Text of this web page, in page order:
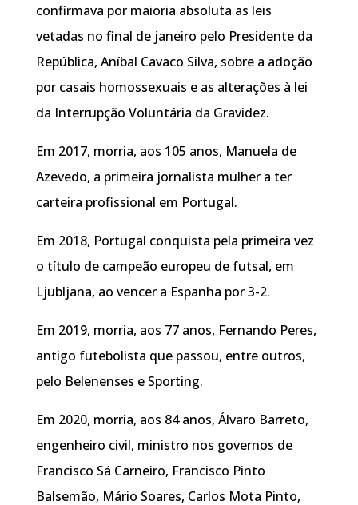
confirmava por maioria absoluta as leis
vetadas no final de janeiro pelo Presidente da
República, Aníbal Cavaco Silva, sobre a adoção
por casais homossexuais e as alterações à lei
da Interrupção Voluntária da Gravidez.
Em 2017, morria, aos 105 anos, Manuela de
Azevedo, a primeira jornalista mulher a ter
carteira profissional em Portugal.
Em 2018, Portugal conquista pela primeira vez
o título de campeão europeu de futsal, em
Ljubljana, ao vencer a Espanha por 3-2.
Em 2019, morria, aos 77 anos, Fernando Peres,
antigo futebolista que passou, entre outros,
pelo Belenenses e Sporting.
Em 2020, morria, aos 84 anos, Álvaro Barreto,
engenheiro civil, ministro nos governos de
Francisco Sá Carneiro, Francisco Pinto
Balsemão, Mário Soares, Carlos Mota Pinto,